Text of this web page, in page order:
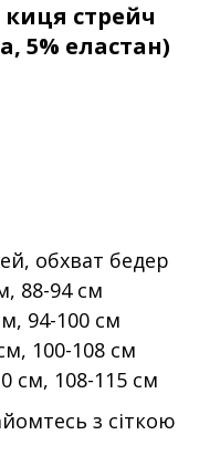
стрейч
5% еластан)
обхват бедер
88-94 см
94-100 см
100-108 см
см, 108-115 см
з сіткою